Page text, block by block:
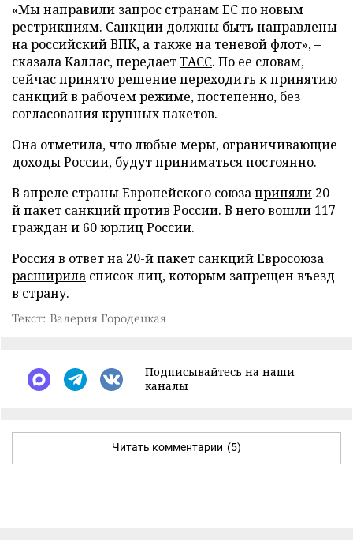
«Мы направили запрос странам ЕС по новым
рестрикциям. Санкции должны быть направлены
на российский ВПК, а также на теневой флот», –
сказала Каллас, передаетТАСС. По ее словам,
сейчас принято решение переходить к принятию
санкций в рабочем режиме, постепенно, без
согласования крупных пакетов.
Она отметила, что любые меры, ограничивающие
доходы России, будут приниматься постоянно.
В апреле страны Европейского союзаприняли 20-
й пакет санкций против России. В неговошли 117
граждан и 60 юрлиц России.
Россия в ответ на 20-й пакет санкций Евросоюза
расширила список лиц, которым запрещен въезд
в страну.
Текст: Валерия Городецкая
Подписывайтесь на наши
каналы
Читать комментарии (5)